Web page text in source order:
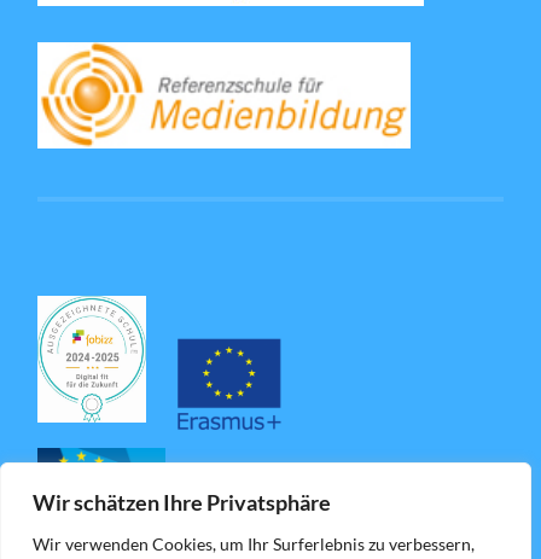
Wir schätzen Ihre Privatsphäre
Wir verwenden Cookies, um Ihr Surferlebnis zu verbessern,